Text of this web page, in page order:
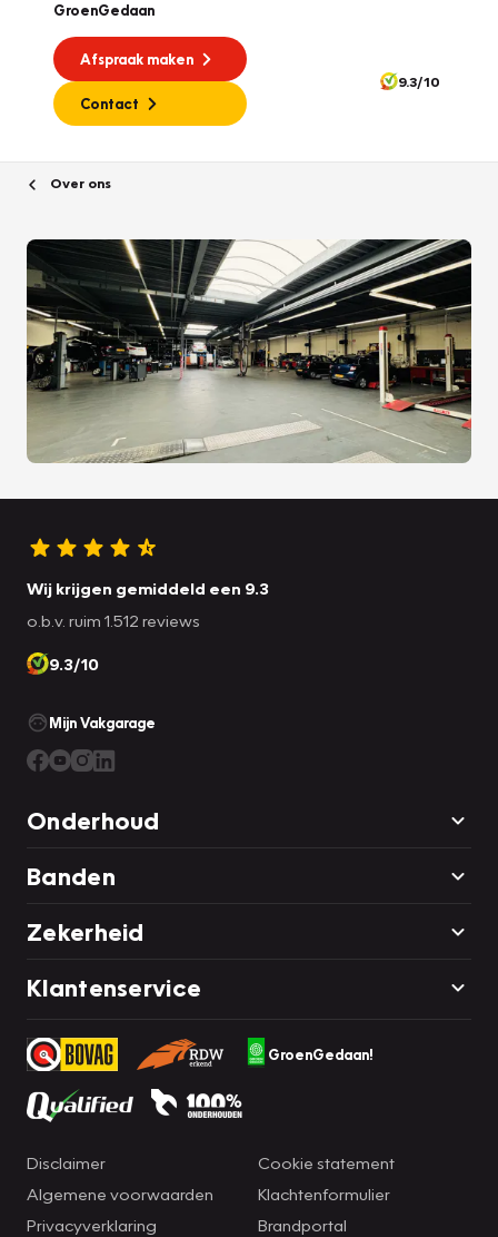
GroenGedaan
Afspraak maken
Contact
9.3/10
Over ons
Wij krijgen gemiddeld een 9.3
o.b.v. ruim 1.512 reviews
9.3/10
Mijn Vakgarage
Onderhoud
Banden
Zekerheid
Klantenservice
GroenGedaan!
Disclaimer
Algemene voorwaarden
Privacyverklaring
Cookie statement
Klachtenformulier
Brandportal